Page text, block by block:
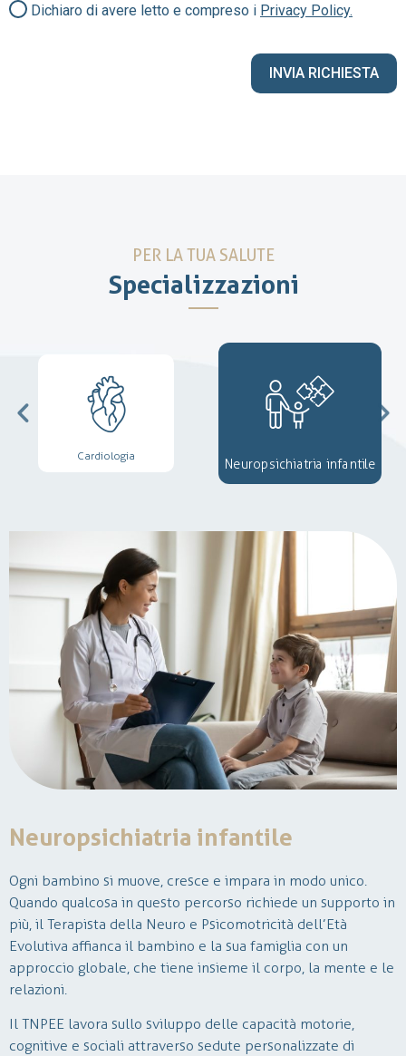
Dichiaro di avere letto e compreso i Privacy Policy.
PER LA TUA SALUTE
Specializzazioni
Cardiologia
Neuropsichiatria infantile
Neuropsichiatria infantile
Ogni bambino si muove, cresce e impara in modo unico.
Quando qualcosa in questo percorso richiede un supporto in
più, il Terapista della Neuro e Psicomotricità dell’Età
Evolutiva affianca il bambino e la sua famiglia con un
approccio globale, che tiene insieme il corpo, la mente e le
relazioni.
Il TNPEE lavora sullo sviluppo delle capacità motorie,
cognitive e sociali attraverso sedute personalizzate di
La neurochirurgia è una disciplina medico-chirurgica che si
occupa della diagnosi e del trattamento delle patologie a
carcio del sistema nervoso centrale e periferico.
In Lilium, si effettuano visite ambulatoriali per condizioni
come lombalgia, sciatalgia, ernie e scoliosi. Nei casi più
gravi, quali deficit neurologici o patologie oncologiche,
un’attenzione particolare all’uso di tecniche mininvasive e
alla cura del recupero post-operatorio.